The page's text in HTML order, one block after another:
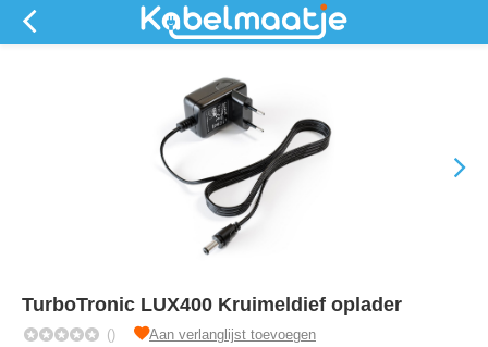
TurboTronic LUX400 Kruimeldief oplader
() Aan verlanglijst toevoegen